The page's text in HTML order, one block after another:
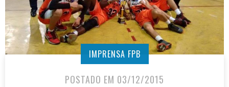
IMPRENSA FPB
POSTADO EM 03/12/2015